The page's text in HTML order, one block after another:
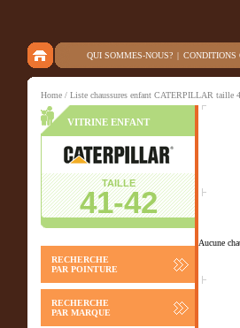
QUI SOMMES-NOUS? |
Home / Liste chaussures enfant CATERPILLAR taille
VITRINE ENFANT
TAILLE
41-42
RECHERCHE
PAR POINTURE
RECHERCHE
PAR MARQUE
Aucune